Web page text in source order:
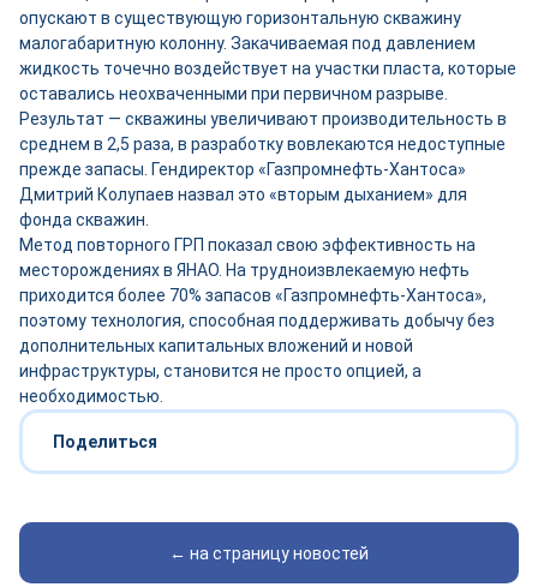
опускают в существующую горизонтальную скважину
малогабаритную колонну. Закачиваемая под давлением
жидкость точечно воздействует на участки пласта, которые
оставались неохваченными при первичном разрыве.
Результат — скважины увеличивают производительность в
среднем в 2,5 раза, в разработку вовлекаются недоступные
прежде запасы. Гендиректор «Газпромнефть-Хантоса»
Дмитрий Колупаев назвал это «вторым дыханием» для
фонда скважин.
Метод повторного ГРП показал свою эффективность на
месторождениях в ЯНАО. На трудноизвлекаемую нефть
приходится более 70% запасов «Газпромнефть-Хантоса»,
поэтому технология, способная поддерживать добычу без
дополнительных капитальных вложений и новой
инфраструктуры, становится не просто опцией, а
необходимостью.
Поделиться
← на страницу новостей